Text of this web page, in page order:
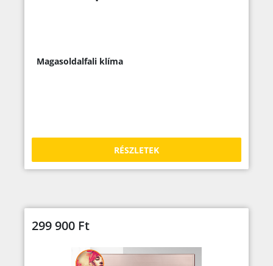
Magasoldalfali klíma
RÉSZLETEK
299 900 Ft